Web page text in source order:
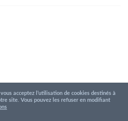
de confidentialité
acceptez l’utilisation de cookies destinés à
site. Vous pouvez les refuser en modifiant